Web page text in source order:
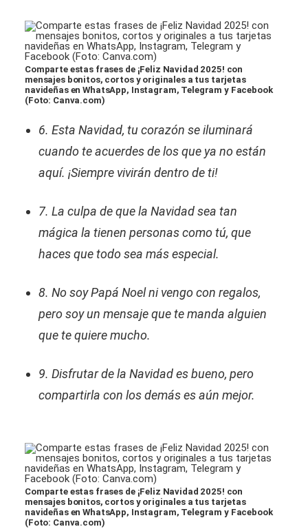
Comparte estas frases de ¡Feliz Navidad 2025! con
mensajes bonitos, cortos y originales a tus tarjetas
navideñas en WhatsApp, Instagram, Telegram y Facebook
(Foto: Canva.com)
6. Esta Navidad, tu corazón se iluminará
cuando te acuerdes de los que ya no están
aquí. ¡Siempre vivirán dentro de ti!
7. La culpa de que la Navidad sea tan
mágica la tienen personas como tú, que
haces que todo sea más especial.
8. No soy Papá Noel ni vengo con regalos,
pero soy un mensaje que te manda alguien
que te quiere mucho.
9. Disfrutar de la Navidad es bueno, pero
compartirla con los demás es aún mejor.
Comparte estas frases de ¡Feliz Navidad 2025! con
mensajes bonitos, cortos y originales a tus tarjetas
navideñas en WhatsApp, Instagram, Telegram y Facebook
(Foto: Canva.com)